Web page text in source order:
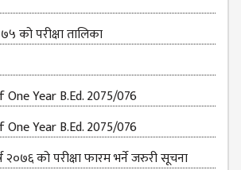
को परीक्षा तालिका
One Year B.Ed. 2075/076
One Year B.Ed. 2075/076
२०७६ को परीक्षा फारम भर्ने जरुरी सूचना